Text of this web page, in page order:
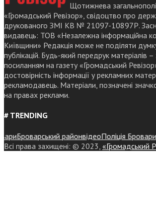
Щотижнева
«Громадський Ревізор», свідоцтво про
друкованого ЗМІ КВ № 21097-10897Р.
видавець: ТОВ «Незалежна інформаційна
Київщини» Редакція може не поділяти
публікацій. Будь-який передрук матеріалів
посиланням на газету «Громадський
достовірність інформації у рекламних
рекламодавець. Матеріали, позначені
на правах реклами.
# TRENDING
Броварський районвідеоПоліція Бровари
Всі права захищені: © 2023, «Громадський